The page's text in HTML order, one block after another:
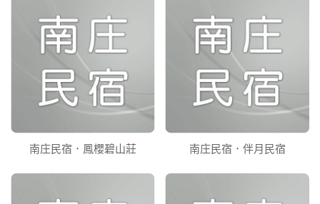
南庄民宿．鳳櫻碧山莊 南庄民宿．伴月民宿